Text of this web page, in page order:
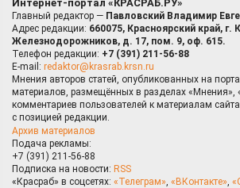
Интернет-портал «КРАСРАБ.РУ»
Главный редактор — Павловский Владимир
Адрес редакции: 660075, Красноярский край, г.
Железнодорожников, д. 17, пом. 9, оф. 615.
Телефон редакции: +7 (391) 211-56-88
E-mail: redaktor@krasrab.krsn.ru
Мнения авторов статей, опубликованных на
материалов, размещённых в разделах «Мнения»,
комментариев пользователей к материалам
с позицией редакции.
Архив материалов
Подача рекламы:
+7 (391) 211-56-88
Подписка на новости: RSS
«Красраб» в соцсетях: «Телеграм» «ВКонтакте»